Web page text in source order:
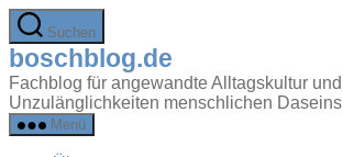
Zum
Inhalt
springen
Suchen
boschblog.de
Fachblog für angewandte Alltagskultur und
Unzulänglichkeiten menschlichen Daseins
Menü